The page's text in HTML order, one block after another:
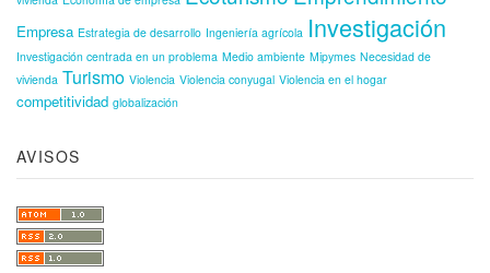
Empresa Estrategia de desarrollo Ingeniería agrícola Investigación
Investigación centrada en un problema Medio ambiente Mipymes Necesidad de
vivienda Turismo Violencia Violencia conyugal Violencia en el hogar
competitividad globalización
AVISOS